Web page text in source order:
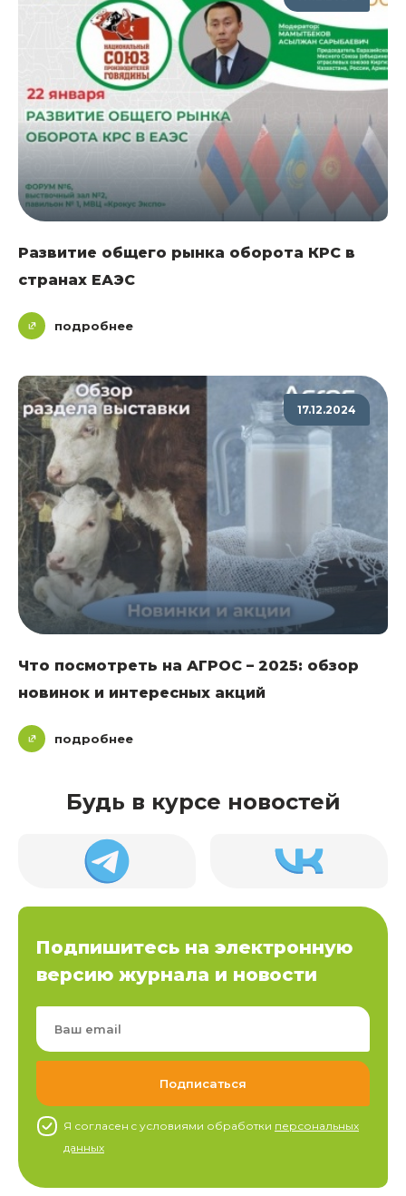
Развитие общего рынка оборота КРС в
странах ЕАЭС
подробнее
17.12.2024
Что посмотреть на АГРОС – 2025: обзор
новинок и интересных акций
подробнее
Будь в курсе новостей
Подпишитесь на электронную
версию журнала и новости
Я согласен c условиями обработки персональных
данных